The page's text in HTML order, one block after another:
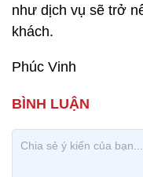
như dịch vụ sẽ trở
khách.
Phúc Vinh